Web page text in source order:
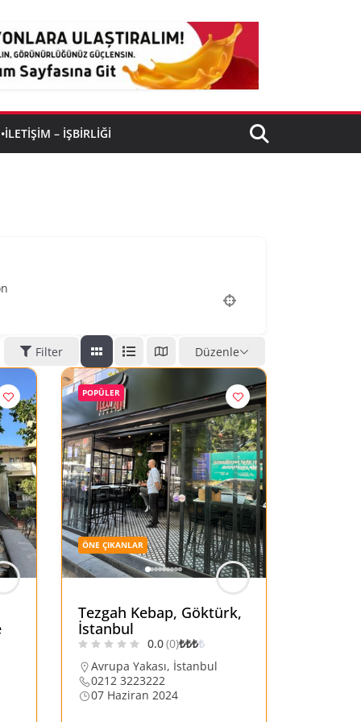
•İLETIŞIM – İŞBIRLIĞI
Filter Düzenle
POPÜLER
ÖNE ÇIKANLAR
Tezgah Kebap, Göktürk,
İstanbul
0.0(0)₺₺₺₺
Avrupa Yakası, İstanbul
0212 3223222
07 Haziran 2024